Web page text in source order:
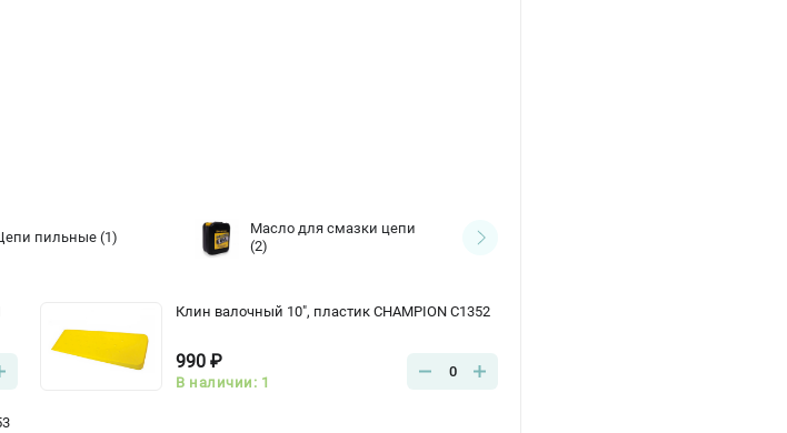
пильные (1)
Масло для смазки цепи
(2)
Клин валочный 10", пластик CHAMPION C1352
990 ₽
В наличии: 1
0